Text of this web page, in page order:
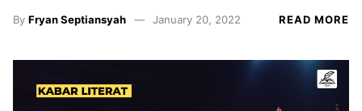
By Fryan Septiansyah January 20, 2022 READ MORE